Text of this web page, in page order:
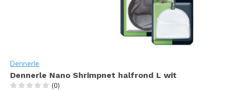
Dennerle
Dennerle Nano Shrimpnet halfrond L wit
(0)